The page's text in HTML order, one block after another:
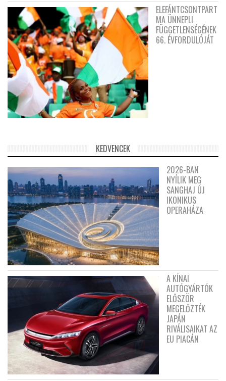
ELEFÁNTCSONTPART
MA ÜNNEPLI
FÜGGETLENSÉGÉNEK
66. ÉVFORDULÓJÁT
KEDVENCEK
2026-BAN
NYÍLIK MEG
SANGHAJ ÚJ
IKONIKUS
OPERAHÁZA
A KÍNAI
AUTÓGYÁRTÓK
ELŐSZÖR
MEGELŐZTÉK
JAPÁN
RIVÁLISAIKAT AZ
EU PIACÁN